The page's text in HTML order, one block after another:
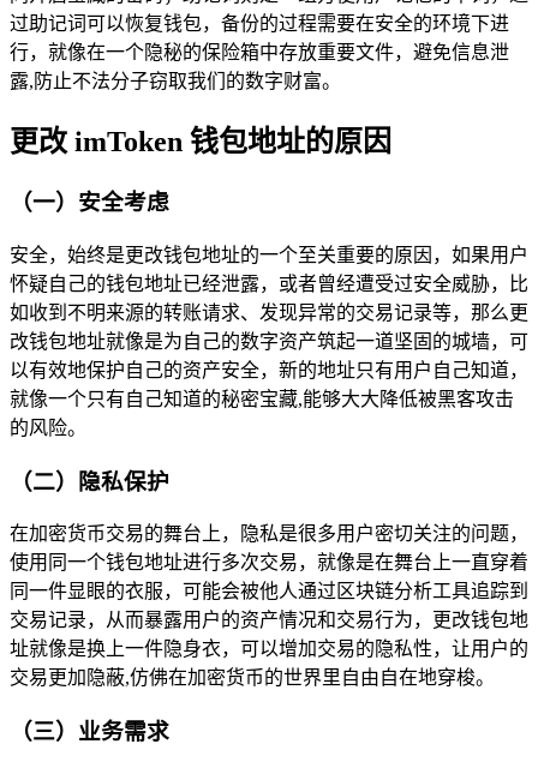
过助记词可以恢复钱包，备份的过程需要在安全的环境下进
行，就像在一个隐秘的保险箱中存放重要文件，避免信息泄
露,防止不法分子窃取我们的数字财富。
更改 imToken 钱包地址的原因
（一）安全考虑
安全，始终是更改钱包地址的一个至关重要的原因，如果用户
怀疑自己的钱包地址已经泄露，或者曾经遭受过安全威胁，比
如收到不明来源的转账请求、发现异常的交易记录等，那么更
改钱包地址就像是为自己的数字资产筑起一道坚固的城墙，可
以有效地保护自己的资产安全，新的地址只有用户自己知道，
就像一个只有自己知道的秘密宝藏,能够大大降低被黑客攻击
的风险。
（二）隐私保护
在加密货币交易的舞台上，隐私是很多用户密切关注的问题，
使用同一个钱包地址进行多次交易，就像是在舞台上一直穿着
同一件显眼的衣服，可能会被他人通过区块链分析工具追踪到
交易记录，从而暴露用户的资产情况和交易行为，更改钱包地
址就像是换上一件隐身衣，可以增加交易的隐私性，让用户的
交易更加隐蔽,仿佛在加密货币的世界里自由自在地穿梭。
（三）业务需求